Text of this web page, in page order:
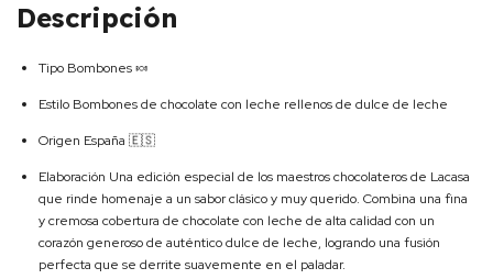
Descripción
Tipo Bombones 🍬
Estilo Bombones de chocolate con leche rellenos de dulce de leche
Origen España 🇪🇸
Elaboración Una edición especial de los maestros chocolateros de Lacasa
que rinde homenaje a un sabor clásico y muy querido. Combina una fina
y cremosa cobertura de chocolate con leche de alta calidad con un
corazón generoso de auténtico dulce de leche, logrando una fusión
perfecta que se derrite suavemente en el paladar.